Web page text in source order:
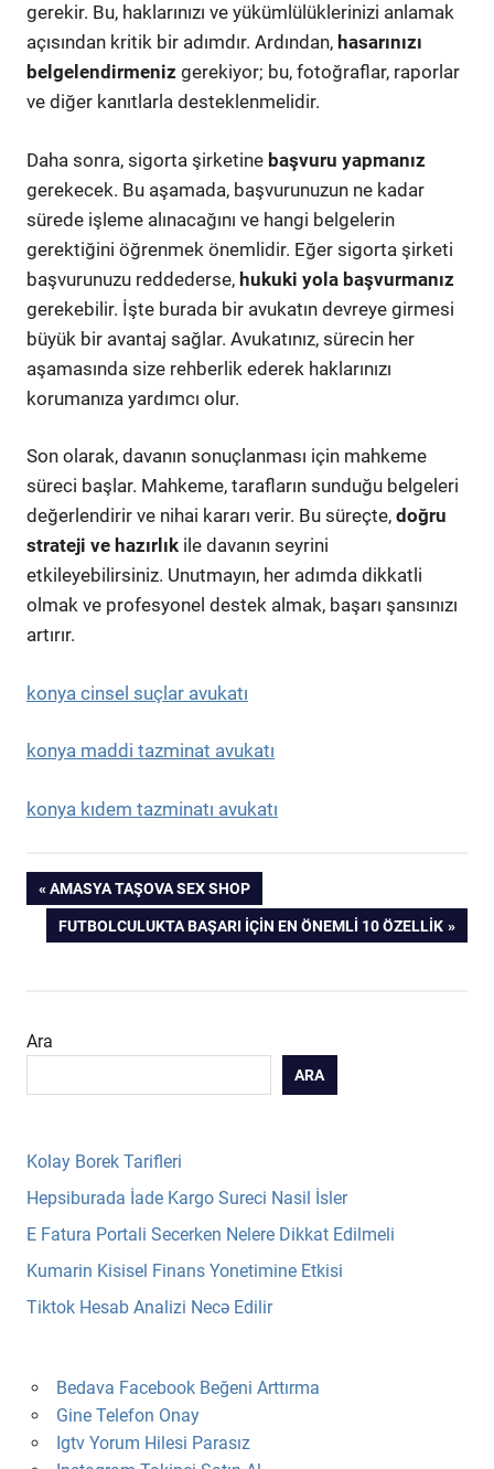
gerekir. Bu, haklarınızı ve yükümlülüklerinizi anlamak
açısından kritik bir adımdır. Ardından, hasarınızı
belgelendirmeniz gerekiyor; bu, fotoğraflar, raporlar
ve diğer kanıtlarla desteklenmelidir.
Daha sonra, sigorta şirketine başvuru yapmanız
gerekecek. Bu aşamada, başvurunuzun ne kadar
sürede işleme alınacağını ve hangi belgelerin
gerektiğini öğrenmek önemlidir. Eğer sigorta şirketi
başvurunuzu reddederse, hukuki yola başvurmanız
gerekebilir. İşte burada bir avukatın devreye girmesi
büyük bir avantaj sağlar. Avukatınız, sürecin her
aşamasında size rehberlik ederek haklarınızı
korumanıza yardımcı olur.
Son olarak, davanın sonuçlanması için mahkeme
süreci başlar. Mahkeme, tarafların sunduğu belgeleri
değerlendirir ve nihai kararı verir. Bu süreçte, doğru
strateji ve hazırlık ile davanın seyrini
etkileyebilirsiniz. Unutmayın, her adımda dikkatli
olmak ve profesyonel destek almak, başarı şansınızı
artırır.
konya cinsel suçlar avukatı
konya maddi tazminat avukatı
konya kıdem tazminatı avukatı
Yazı
gezinmesi
PREVIOUS
POST:
AMASYA TAŞOVA SEX SHOP
NEXT
POST:
FUTBOLCULUKTA BAŞARI İÇIN EN ÖNEMLI 10 ÖZELLIK
Ara
ARA
Kolay Borek Tarifleri
Hepsiburada İade Kargo Sureci Nasil İsler
E Fatura Portali Secerken Nelere Dikkat Edilmeli
Kumarin Kisisel Finans Yonetimine Etkisi
Tiktok Hesab Analizi Necə Edilir
Bedava Facebook Beğeni Arttırma
Gine Telefon Onay
Igtv Yorum Hilesi Parasız